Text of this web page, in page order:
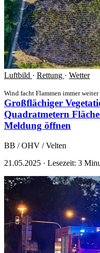
Luftbild · Rettung · Wetter
Wind facht Flammen immer weiter
Großflächiger
Quadratmetern
Meldung öffnen
BB / OHV / Velten
21.05.2025 · Lesezeit: 3